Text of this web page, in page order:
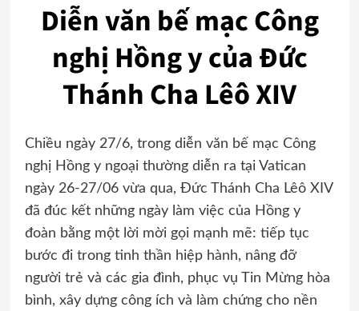
Diễn văn bế mạc Công
nghị Hồng y của Đức
Thánh Cha Lêô XIV
Chiều ngày 27/6, trong diễn văn bế mạc Công
nghị Hồng y ngoại thường diễn ra tại Vatican
ngày 26-27/06 vừa qua, Đức Thánh Cha Lêô XIV
đã đúc kết những ngày làm việc của Hồng y
đoàn bằng một lời mời gọi mạnh mẽ: tiếp tục
bước đi trong tinh thần hiệp hành, nâng đỡ
người trẻ và các gia đình, phục vụ Tin Mừng hòa
bình, xây dựng công ích và làm chứng cho nền